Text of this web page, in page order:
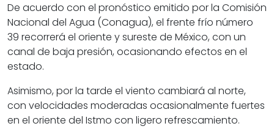
De acuerdo con el pronóstico emitido por la Comisión
Nacional del Agua (Conagua), el frente frío número
39 recorrerá el oriente y sureste de México, con un
canal de baja presión, ocasionando efectos en el
estado.
Asimismo, por la tarde el viento cambiará al norte,
con velocidades moderadas ocasionalmente fuertes
en el oriente del Istmo con ligero refrescamiento.